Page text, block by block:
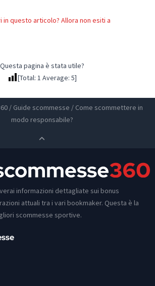
questo articolo? Allora non esiti a
Questa pagina è stata utile?
[Total: 1 Average: 5]
/ Guide scommesse / Come scommettere in
modo responsabile?
informazioni dettagliate sui bonus
attuali tra i vari bookmaker. Questa è la
scommesse sportive.